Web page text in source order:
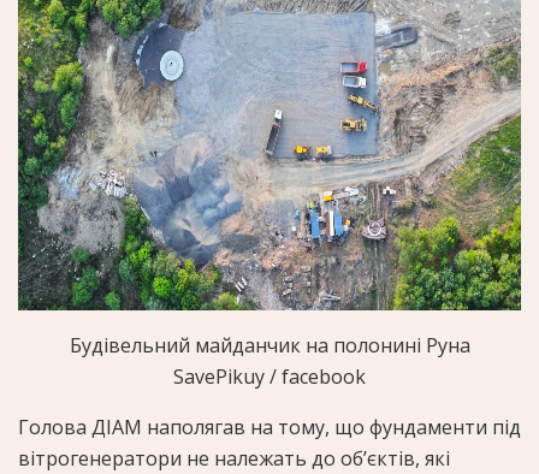
Будівельний майданчик на полонині Руна
SavePikuy / facebook
Голова ДІАМ наполягав на тому, що фундаменти під
вітрогенератори не належать до об’єктів, які